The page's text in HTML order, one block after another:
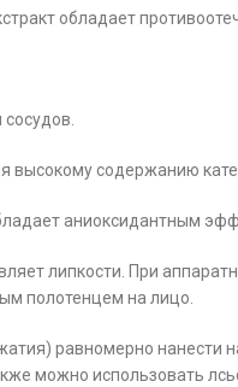
обладает
содержанию
аниоксидантным
липкости. При
полотенцем на лицо.
равномерно нанести
можно использовать